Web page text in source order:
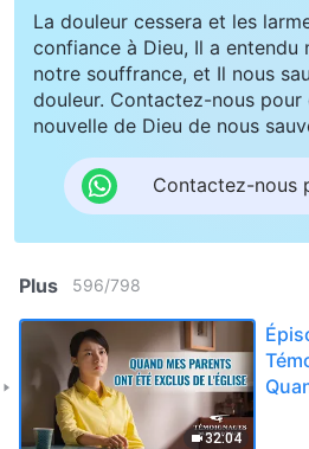
La douleur cessera et les
confiance à Dieu, Il a entendu
notre souffrance, et Il nous
douleur. Contactez-nous
nouvelle de Dieu de nous
Contactez-nous
Plus 596/798
32:04